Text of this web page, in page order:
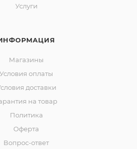
Услуги
Магазины
Условия оплаты
доставки
на товар
Политика
Оферта
Вопрос-ответ